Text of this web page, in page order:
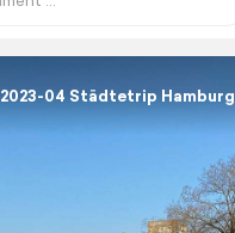
2023-04 Städtetrip Hamburg